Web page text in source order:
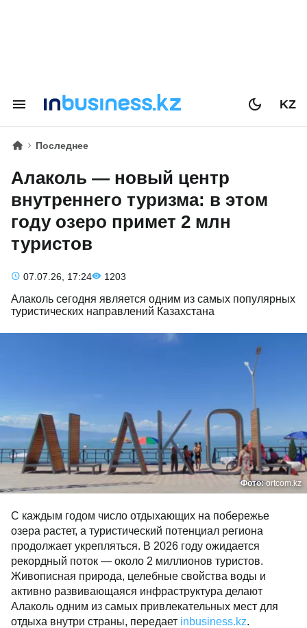
KZ
Последнее
Алаколь — новый центр
внутреннего туризма: в этом
году озеро примет 2 млн
туристов
07.07.26, 17:24 1203
Алаколь сегодня является одним из самых популярных
туристических направлений Казахстана
Фото:ortcom.kz
С каждым годом число отдыхающих на побережье
озера растет, а туристический потенциал региона
продолжает укрепляться. В 2026 году ожидается
рекордный поток — около 2 миллионов туристов.
Живописная природа, целебные свойства воды и
активно развивающаяся инфраструктура делают
Алаколь одним из самых привлекательных мест для
отдыха внутри страны, передает inbusiness.kz.